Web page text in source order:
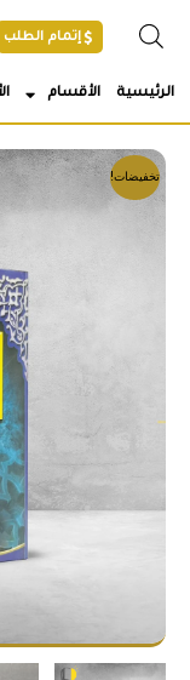
إتمام الطلب
الرئيسية الأقسام
تخفيضات!